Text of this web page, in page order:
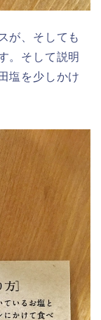
が、そしても
。そして説明
塩を少しかけ